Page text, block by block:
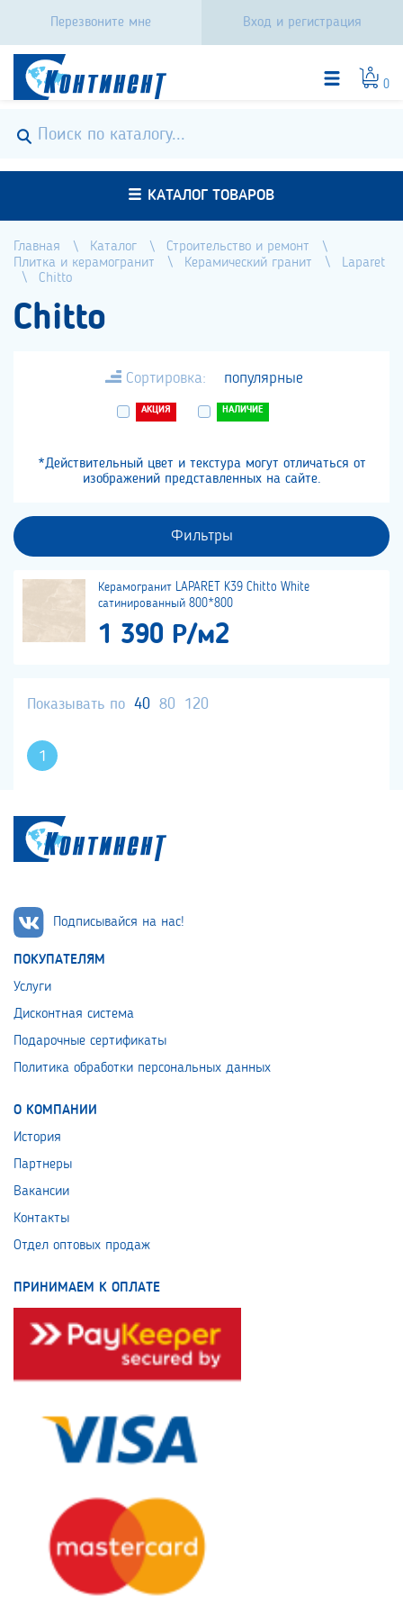
Перезвоните мне Вход и регистрация
0
КАТАЛОГ ТОВАРОВ
Главная Каталог
Строительство и ремонт
Плитка и керамогранит
Керамический гранит
Laparet
Chitto
Chitto
Сортировка: популярные
АКЦИЯ НАЛИЧИЕ
*Действительный цвет и текстура могут отличаться от
изображений представленных на сайте.
Фильтры
Керамогранит LAPARET K39 Chitto White
сатинированный 800*800
1 390 Р/м2
Показывать по 40 80 120
1
Подписывайся на нас!
ПОКУПАТЕЛЯМ
Услуги
Дисконтная система
Подарочные сертификаты
Политика обработки персональных данных
О КОМПАНИИ
История
Партнеры
Вакансии
Контакты
Отдел оптовых продаж
ПРИНИМАЕМ К ОПЛАТЕ